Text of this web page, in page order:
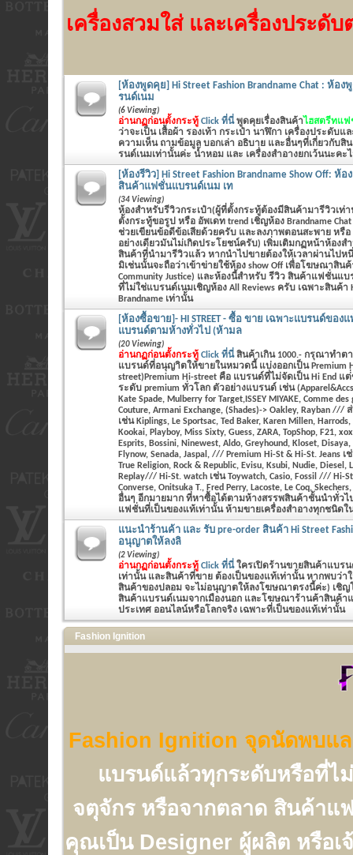
เครื่องสวมใส่ และเครื่องประดับ
[ห้องพูดคุย] Hi Street Fashion Brandname Chat : ห้อ
รนด์เนม
(6 Viewing)
อ่านกฏก่อนตั้งกระทู้ Click ที่นี่ พูดคุยเรื่องสินค้าไฮสตรีทแฟ
ว่าจะเป็น เสื้อผ้า รองเท้า กระเป๋า นาฬิกา เครื่องประดับแ
ความเห็น ถามข้อมูล บอกเล่า อธิบาย และอื่นๆที่เกี่ยวกับ
รนด์เนมเท่านั้นค่ะ น้ำหอม และ เครื่องสำอางยกเว้นนะคะ
[ห้องรีวิว] Hi Street Fashion Brandname Show Off: ห้
สินค้าแฟชั่นแบรนด์เนม เท
(34 Viewing)
ห้องสำหรับรีวิวกระเป๋า(ผู้ที่ตั้งกระทู้ต้องมีสินค้ามารีวิวเท่
ตั้งกระทู้ขอรูป หรือ อัพเดท trend เชิญห้อง Brandname
ช่วยเขียนข้อดีข้อเสียด้วยครับ และลงภาพตอนสะพาย หรือ
อย่างเดียวมันไม่เกิดประโยชน์ครับ) เพิ่มเติมกฏหน้าห้องสำ
สินค้าที่นำมารีวิวแล้ว หากนำไปขายต้องให้เวลาผ่านไปห
มิเช่นนั้นจะถือว่าเข้าข่ายใช้ห้อง show Off เพื่อโฆษณาสิน
Community Justice) และห้องนี้สำหรับ รีวิว สินค้าแฟชั่นแ
ที่ไม่ใช่แบรนด์เนมเชิญห้อง All Reviews ครับ เฉพาะสินค้า
Brandname เท่านั้น
[ห้องซื้อขาย]- HI STREET - ซื้อ ขาย เฉพาะแบรนด์ของ
แบรนด์ตามห้างทั่วไป (ห้ามล
(20 Viewing)
อ่านกฏก่อนตั้งกระทู้ Click ที่นี่ สินค้าเกิน 1000.- กรุณาทำ
แบรนด์ที่อนุญาิตให้ขายในหมวดนี้ แบ่งออกเป็น Premium
street)Premium Hi-street คือ แบรนด์ที่ไม่จัดเป็น Hi End
ระดับ premium ทั่วโลก ตัวอย่างแบรนด์ เช่น
Kate Spade, Mulberry for Target,ISSEY MIYAKE, Comme des
Couture, Armani Exchange, (Shades)-> Oakley, Rayban ///
เช่น Kiplings, Le Sportsac, Ted Baker, Karen Millen,
Kookai, Playboy, Miss Sixty, Guess, ZARA, TopShop, F21,
Esprits, Bossini, Ninewest, Aldo, Greyhound, Kloset, Disaya,
Flynow, Senada, Jaspal, /// Premium Hi-St & Hi-St. Jeans เ
True Religion, Rock & Republic, Evisu, Ksubi, Nudie, Diesel,
Replay/// Hi-St. watch เช่น Toywatch, Casio, Fossil /// Hi-
Converse, Onitsuka T., Fred Perry, Lacoste, Le Coq,
อื่นๆ อีกมายมาก ที่หาซื้อได้ตามห้างสรรพสินค้าชั้นนำทั่วไ
แฟชั่นที่เป็นของแท้เท่านั้น ห้ามขายเครื่องสำอางทุกชนิดใ
แนะนำร้านค้า และ รับ pre-order สินค้า Hi Street
อนุญาตให้ลงลิ
(2 Viewing)
อ่านกฏก่อนตั้งกระทู้ Click ที่นี่ ใครเปิดร้านขายสินค้าแบรน
เท่านั้น และสินค้าที่ขาย ต้องเป็นของแท้เท่านั้น หากพบว่า
สินค้าของปลอม จะไม่อนุญาตให้ลงโฆษณาตรงนี้ค่ะ) เชิญ
สินค้าแบรนด์เนมจากเมืองนอก และโฆษณาร้านค้าสินค้า
ประเทศ ออนไลน์หรือโลกจริง เฉพาะที่เป็นของแท้เท่านั้น
Fashion Ignition
Fashion Ignition จุดนัดพบแ
แบรนด์แล้วทุกระดับหรือที่ไ
จตุจักร หรือจากตลาด สินค้าแ
คุณเป็น Designer ผู้ผลิต หรือเ